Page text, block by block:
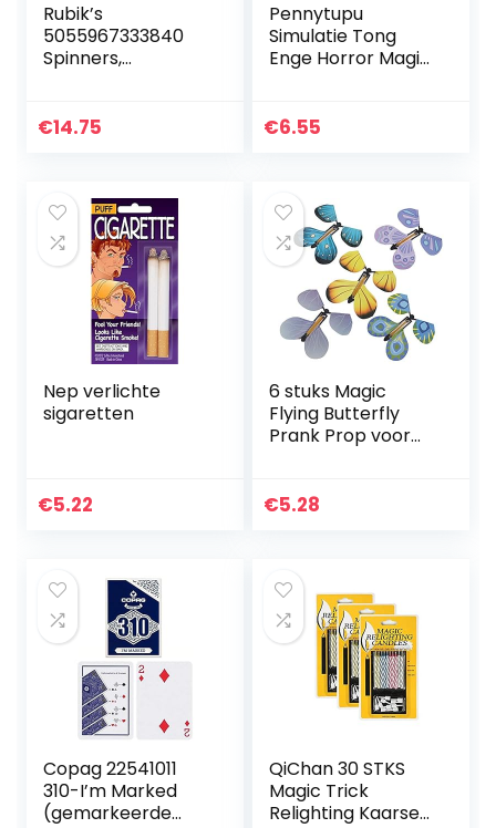
Rubik’s
5055967333840
Spinners,
€14.75
Pennytupu
Simulatie Tong
Enge Horror Magic
Tong Halloween
€6.55
Nep verlichte
sigaretten
€5.22
6 stuks Magic
Flying Butterfly
Prank Prop voor
Wedding Card Gift
€5.28
Copag 22541011
310-I’m Marked
(gemarkeerde
QiChan 30 STKS
Magic Trick
Relighting Kaarsen,